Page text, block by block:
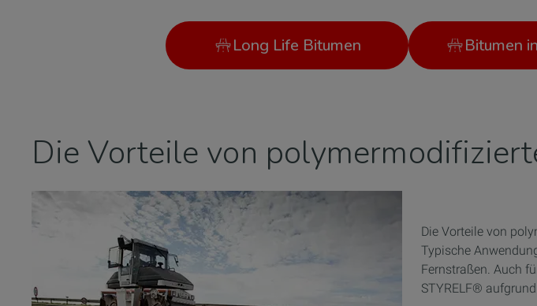
Long Life Bitumen Bitumen
Die Vorteile von
Die Vorteile von
Typische
Fernstraßen. Auch
STYRELF®